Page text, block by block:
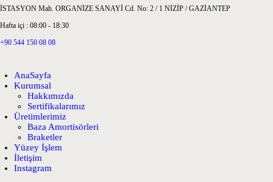
İSTASYON Mah. ORGANİZE SANAYİ Cd. No: 2 / 1 NİZİP / GAZİANTEP
Hafta içi : 08:00 - 18:30
+90 544 150 08 08
AnaSayfa
Kurumsal
Hakkımızda
Sertifikalarımız
Üretimlerimiz
Baza Amortisörleri
Braketler
Yüzey İşlem
İletişim
Instagram